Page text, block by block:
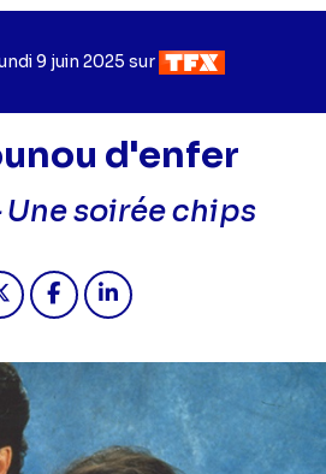
9 juin 2025 sur Chaîne
diffusion
d'enfer
Une soirée chips
Partager "2025-06-09 13:20 -
Partager "2025-06-09